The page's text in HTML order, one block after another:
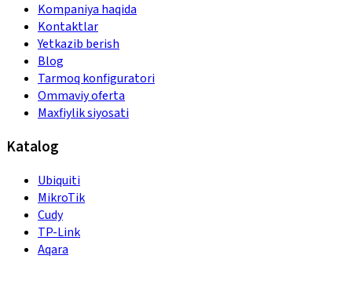
Kompaniya haqida
Kontaktlar
Yetkazib berish
Blog
Tarmoq konfiguratori
Ommaviy oferta
Maxfiylik siyosati
Katalog
Ubiquiti
MikroTik
Cudy
TP-Link
Aqara